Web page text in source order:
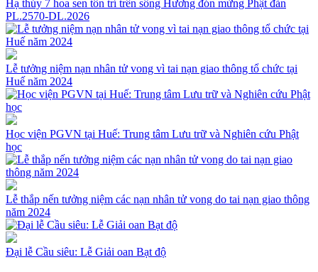
Hạ thủy 7 hoa sen tôn trí trên sông Hương đón mừng Phật đản
PL.2570-DL.2026
Lễ tưởng niệm nạn nhân tử vong vì tai nạn giao thông tổ chức tại
Huế năm 2024
Học viện PGVN tại Huế: Trung tâm Lưu trữ và Nghiên cứu Phật
học
Lễ thắp nến tưởng niệm các nạn nhân tử vong do tai nạn giao thông
năm 2024
Đại lễ Cầu siêu: Lễ Giải oan Bạt độ